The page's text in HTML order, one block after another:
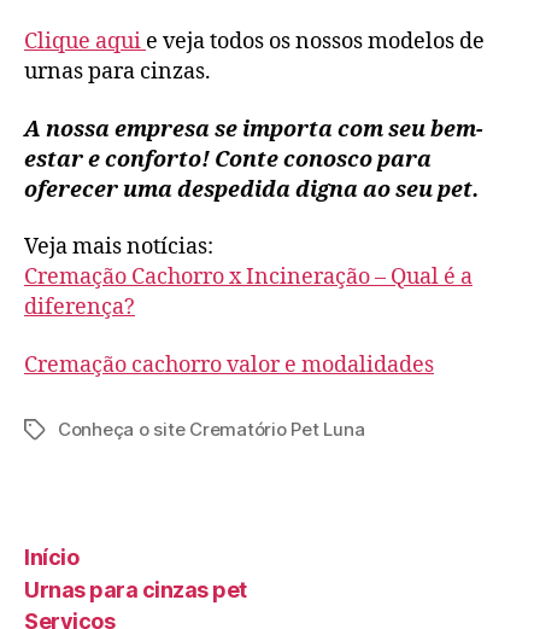
Clique aqui e veja todos os nossos modelos de
urnas para cinzas.
A nossa empresa se importa com seu bem-
estar e conforto! Conte conosco para
oferecer uma despedida digna ao seu pet.
Veja mais notícias:
Cremação Cachorro x Incineração – Qual é a
diferença?
Cremação cachorro valor e modalidades
Conheça o site Crematório Pet Luna
Início
Urnas para cinzas pet
Serviços